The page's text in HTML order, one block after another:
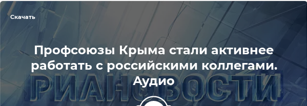
Профсоюзы Крыма стали активнее
работать с российскими коллегами.
Аудио
Скачать